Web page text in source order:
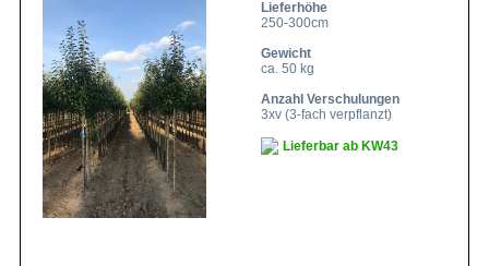
Lieferhöhe
250-300cm
Gewicht
ca. 50 kg
Anzahl Verschulungen
3xv (3-fach verpflanzt)
Lieferbar ab KW43